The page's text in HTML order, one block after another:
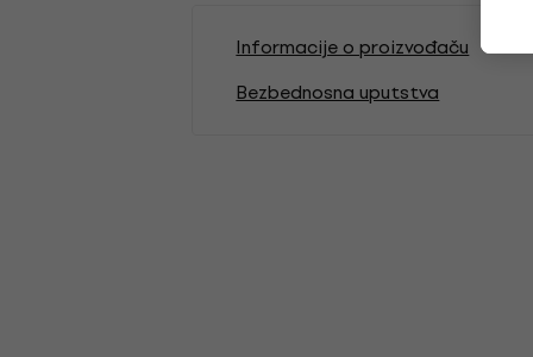
Informacije o proizvođaču
Bezbednosna uputstva